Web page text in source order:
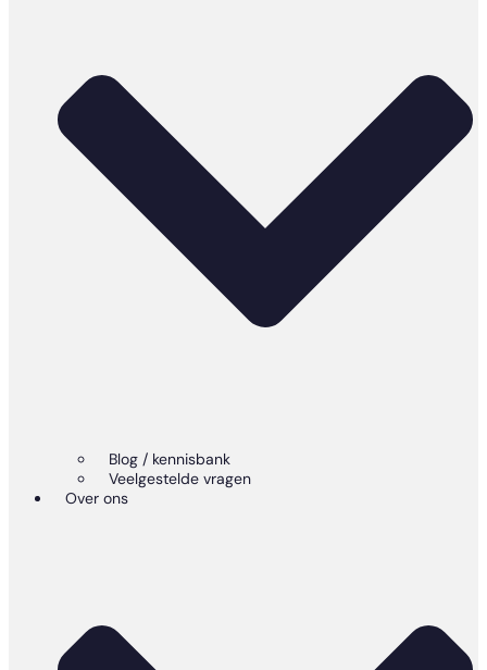
Blog / kennisbank
Veelgestelde vragen
Over ons